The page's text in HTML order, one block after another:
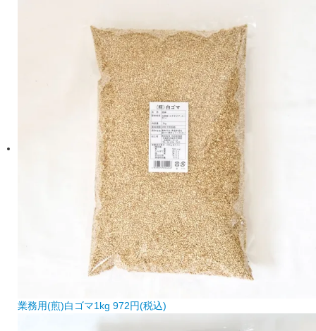
業務用(煎)白ゴマ1kg 972円(税込)